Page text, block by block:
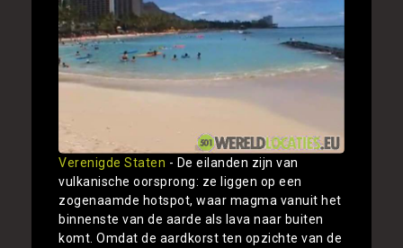
Verenigde Staten - De eilanden zijn van
vulkanische oorsprong: ze liggen op een
zogenaamde hotspot, waar magma vanuit het
binnenste van de aarde als lava naar buiten
komt. Omdat de aardkorst ten opzichte van de